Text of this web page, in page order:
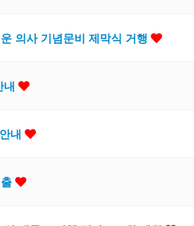
의사 기념문비 제막식 거행
내
내